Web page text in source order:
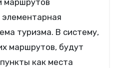
маршрутов
туризма. В систему,
маршрутов, будут
как места